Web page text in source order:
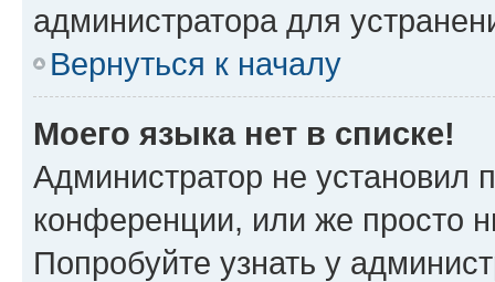
администратора для
Вернуться к началу
Моего языка нет в списке!
Администратор не установил
конференции, или же просто
Попробуйте узнать у